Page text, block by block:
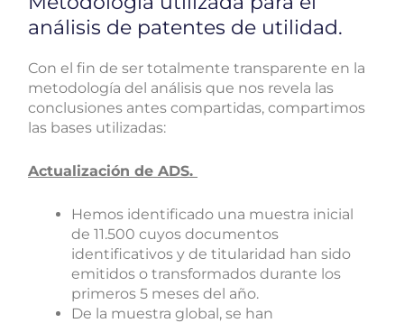
análisis de patentes de utilidad.
Con el fin de ser totalmente transparente en la
metodología del análisis que nos revela las
conclusiones antes compartidas, compartimos
las bases utilizadas:
Actualización de ADS.
Hemos identificado una muestra inicial
de 11.500 cuyos documentos
identificativos y de titularidad han sido
emitidos o transformados durante los
primeros 5 meses del año.
De la muestra global, se han